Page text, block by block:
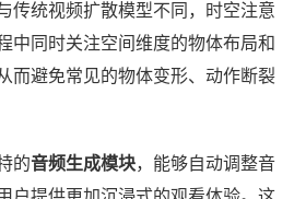
传统视频扩散模型不同，时空注意
中同时关注空间维度的物体布局和
而避免常见的物体变形、动作断裂
的音频生成模块，能够自动调整音